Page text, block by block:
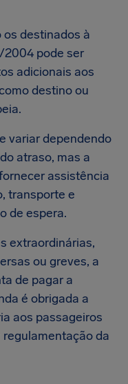
destinados à
2004 pode ser
adicionais aos
destino ou
variar dependendo
atraso, mas a
assistência
transporte e
de espera.
extraordinárias,
ou greves, a
de pagar a
é obrigada a
aos passageiros
da